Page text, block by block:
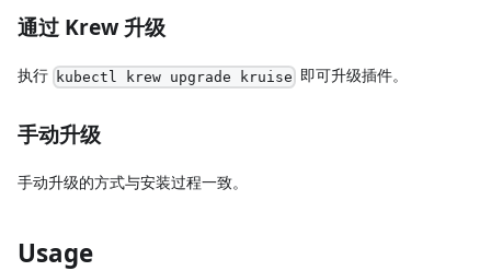
通过 Krew 升级
执行 kubectl krew upgrade kruise 即可升级插件。
手动升级
手动升级的方式与安装过程一致。
Usage